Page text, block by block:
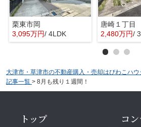
栗東市岡
3,095万円/ 4LDK
唐崎１丁目
2,480万円/
大津市・草津市の不動産購入・売却はびわこハウ
記事一覧 > 8月も残り１週間！
トップ コ